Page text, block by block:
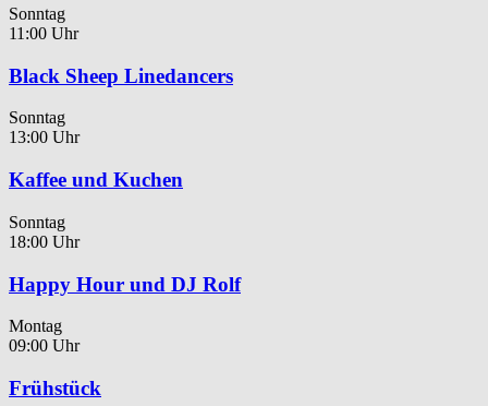
Sonntag
11:00 Uhr
Black Sheep Linedancers
Sonntag
13:00 Uhr
Kaffee und Kuchen
Sonntag
18:00 Uhr
Happy Hour und DJ Rolf
Montag
09:00 Uhr
Frühstück